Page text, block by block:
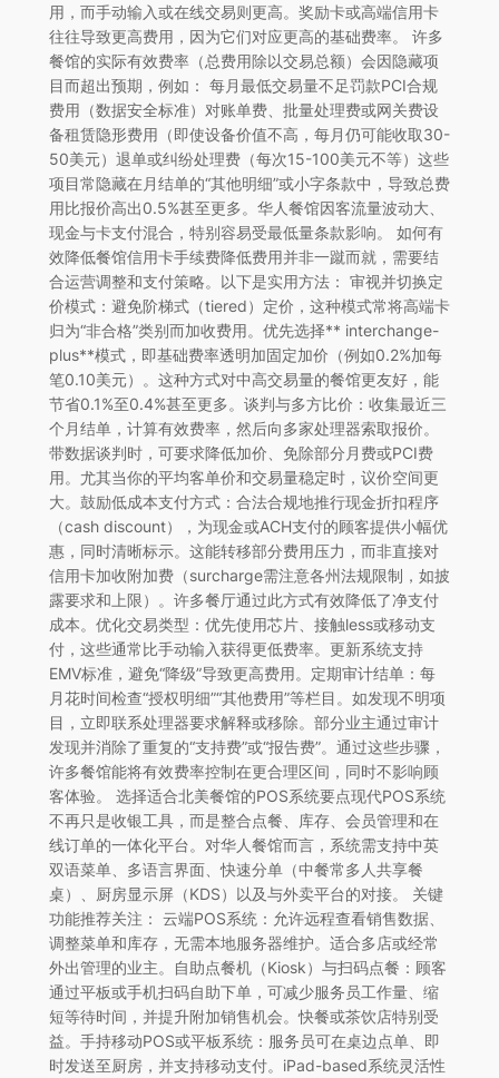
用，而手动输入或在线交易则更高。奖励卡或高端信用卡
往往导致更高费用，因为它们对应更高的基础费率。 许多
餐馆的实际有效费率（总费用除以交易总额）会因隐藏项
目而超出预期，例如： 每月最低交易量不足罚款PCI合规
费用（数据安全标准）对账单费、批量处理费或网关费设
备租赁隐形费用（即使设备价值不高，每月仍可能收取30-
50美元）退单或纠纷处理费（每次15-100美元不等）这些
项目常隐藏在月结单的“其他明细”或小字条款中，导致总费
用比报价高出0.5%甚至更多。华人餐馆因客流量波动大、
现金与卡支付混合，特别容易受最低量条款影响。 如何有
效降低餐馆信用卡手续费降低费用并非一蹴而就，需要结
合运营调整和支付策略。以下是实用方法： 审视并切换定
价模式：避免阶梯式（tiered）定价，这种模式常将高端卡
归为“非合格”类别而加收费用。优先选择** interchange-
plus**模式，即基础费率透明加固定加价（例如0.2%加每
笔0.10美元）。这种方式对中高交易量的餐馆更友好，能
节省0.1%至0.4%甚至更多。谈判与多方比价：收集最近三
个月结单，计算有效费率，然后向多家处理器索取报价。
带数据谈判时，可要求降低加价、免除部分月费或PCI费
用。尤其当你的平均客单价和交易量稳定时，议价空间更
大。鼓励低成本支付方式：合法合规地推行现金折扣程序
（cash discount），为现金或ACH支付的顾客提供小幅优
惠，同时清晰标示。这能转移部分费用压力，而非直接对
信用卡加收附加费（surcharge需注意各州法规限制，如披
露要求和上限）。许多餐厅通过此方式有效降低了净支付
成本。优化交易类型：优先使用芯片、接触less或移动支
付，这些通常比手动输入获得更低费率。更新系统支持
EMV标准，避免“降级”导致更高费用。定期审计结单：每
月花时间检查“授权明细”“其他费用”等栏目。如发现不明项
目，立即联系处理器要求解释或移除。部分业主通过审计
发现并消除了重复的“支持费”或“报告费”。通过这些步骤，
许多餐馆能将有效费率控制在更合理区间，同时不影响顾
客体验。 选择适合北美餐馆的POS系统要点现代POS系统
不再只是收银工具，而是整合点餐、库存、会员管理和在
线订单的一体化平台。对华人餐馆而言，系统需支持中英
双语菜单、多语言界面、快速分单（中餐常多人共享餐
桌）、厨房显示屏（KDS）以及与外卖平台的对接。 关键
功能推荐关注： 云端POS系统：允许远程查看销售数据、
调整菜单和库存，无需本地服务器维护。适合多店或经常
外出管理的业主。自助点餐机（Kiosk）与扫码点餐：顾客
通过平板或手机扫码自助下单，可减少服务员工作量、缩
短等待时间，并提升附加销售机会。快餐或茶饮店特别受
益。手持移动POS或平板系统：服务员可在桌边点单、即
时发送至厨房，并支持移动支付。iPad-based系统灵活性